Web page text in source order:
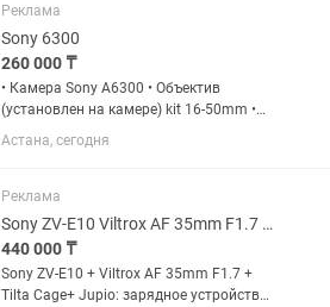
интенсивного использования до 5
часов В...
Реклама
Sony 6300
260 000 ₸
• Камера Sony A6300 • Объектив
(установлен на камере) kit 16-50mm •
Оригинальная коробка Sony • 3
аккумулятора (1 оригинальный Sony +
устройство Patona Dual USB •...
Астана, сегодня
Реклама
Sony ZV-E10 Viltrox AF 35mm F1.7 Tilta Cage Jupio
440 000 ₸
Sony ZV-E10 + Viltrox AF 35mm F1.7 +
Tilta Cage+ Jupio: зарядное устройство